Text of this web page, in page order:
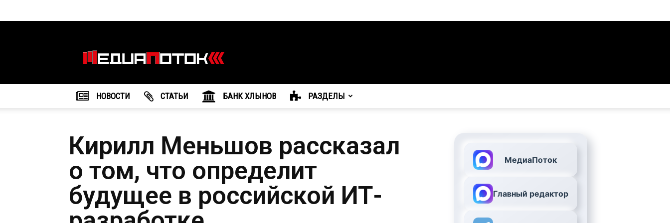
агентство
"МедиаПоток"
НОВОСТИ CТАТЬИ БАНК ХЛЫНОВ РАЗДЕЛЫ
Кирилл Меньшов рассказал
о том, что определит
будущее в российской ИТ-
МедиаПоток
Главный редактор